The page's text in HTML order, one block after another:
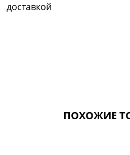
доставкой
ПОХОЖИЕ